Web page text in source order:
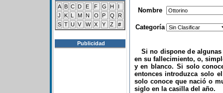
A B C D E F G H
I
J
K L M N O P Q
R
S T U V W X Y Z #
Publicidad
Nombre
Categoría
Si no dispone de algunas
en su fallecimiento, o,
y en blanco. Si solo
entonces introduzca solo
solo conoce que nació o
siglo en la casilla del año.